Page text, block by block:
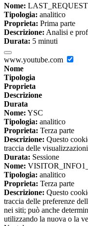
Nome:
Tipologia: analitico
Proprieta: Prima parte
Descrizione: Analisi e
Durata: 5 minuti
www.youtube.com
Nome
Tipologia
Proprieta
Descrizione
Durata
Nome: YSC
Tipologia: analitico
Proprieta: Terza parte
Descrizione: Questo
traccia delle
Durata: Sessione
Nome:
Tipologia: analitico
Proprieta: Terza parte
Descrizione: Questo
traccia delle preferenze
nei siti; può anche
utilizzando la nuova o la